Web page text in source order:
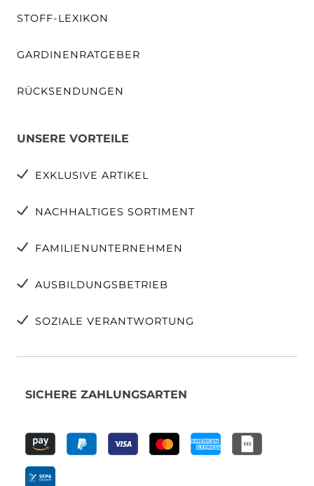
STOFF-LEXIKON
GARDINENRATGEBER
RÜCKSENDUNGEN
UNSERE VORTEILE
EXKLUSIVE ARTIKEL
NACHHALTIGES SORTIMENT
FAMILIENUNTERNEHMEN
AUSBILDUNGSBETRIEB
SOZIALE VERANTWORTUNG
SICHERE ZAHLUNGSARTEN